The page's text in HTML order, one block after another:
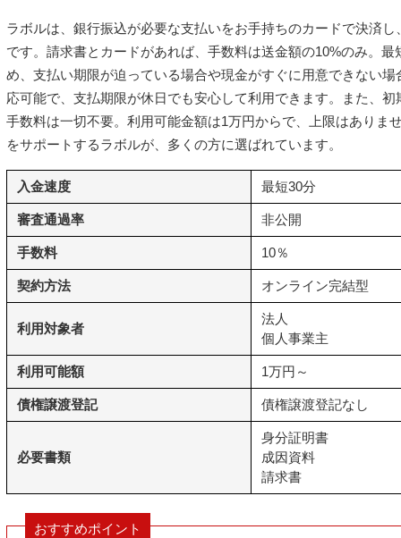
ラボルは、銀行振込が必要な支払いをお手持ちのカードで決済
です。請求書とカードがあれば、手数料は送金額の10%のみ。最
め、支払い期限が迫っている場合や現金がすぐに用意できない
応可能で、支払期限が休日でも安心して利用できます。また、
手数料は一切不要。利用可能金額は1万円からで、上限はありま
をサポートするラボルが、多くの方に選ばれています。
入金速度 最短30分
審査通過率 非公開
手数料 10％
契約方法 オンライン完結型
利用対象者
法人
個人事業主
利用可能額 1万円～
債権譲渡登記 債権譲渡登記なし
必要書類
身分証明書
成因資料
請求書
おすすめポイント